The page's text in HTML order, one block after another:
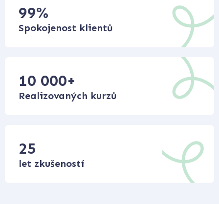
99%
Spokojenost klientů
10 000+
Realizovaných kurzů
25
let zkušeností